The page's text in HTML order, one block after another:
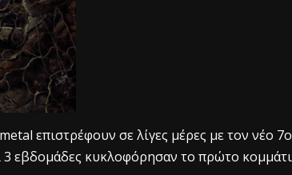
επιστρέφουν σε λίγες μέρες με τον νέο
3 εβδομάδες κυκλοφόρησαν το πρώτο